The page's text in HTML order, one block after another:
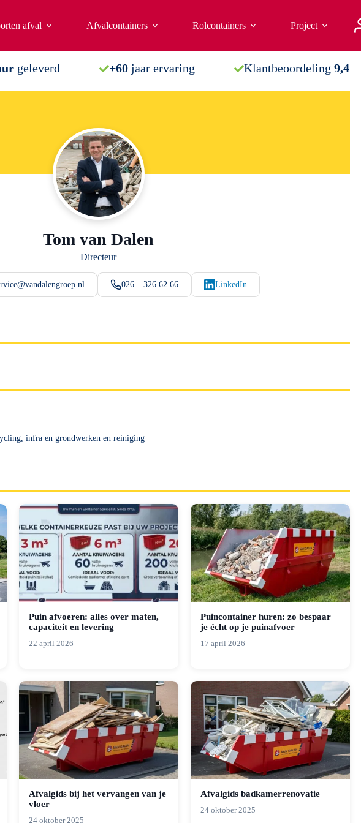
afval Afvalcontainers Rolcontainers Project
geleverd +60jaar ervaring Klantbeoordeling 9,4
Tom van Dalen
Directeur
026 – 326 62 66 LinkedIn
infra en grondwerken en reiniging
Puin afvoeren: alles over maten,
capaciteit en levering
22 april 2026
Puincontainer huren: zo bespaar
je écht op je puinafvoer
17 april 2026
Afvalgids bij het vervangen van je
vloer
24 oktober 2025
Afvalgids badkamerrenovatie
24 oktober 2025